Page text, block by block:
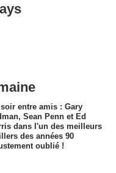
soir entre amis : Gary
Sean Penn et Ed
dans l'un des meilleurs
des années 90
oublié !